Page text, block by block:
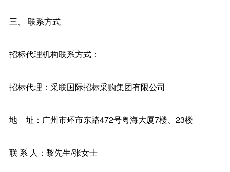
三、 联系方式
招标代理机构联系方式：
招标代理：采联国际招标采购集团有限公司
地 址：广州市环市东路472号粤海大厦7楼、23楼
联 系 人：黎先生/张女士